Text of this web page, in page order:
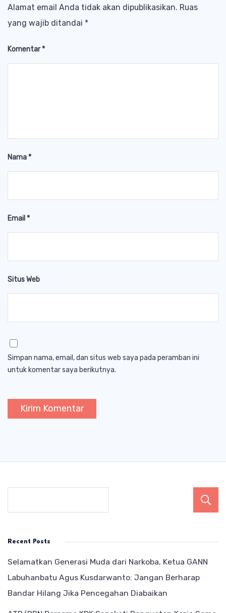
Alamat email Anda tidak akan dipublikasikan. Ruas
yang wajib ditandai *
Komentar*
Nama*
Email *
Situs Web
Simpan nama, email, dan situs web saya pada peramban ini
untuk komentar saya berikutnya.
Recent Posts
Selamatkan Generasi Muda dari Narkoba, Ketua GANN
Labuhanbatu Agus Kusdarwanto: Jangan Berharap
Bandar Hilang Jika Pencegahan Diabaikan